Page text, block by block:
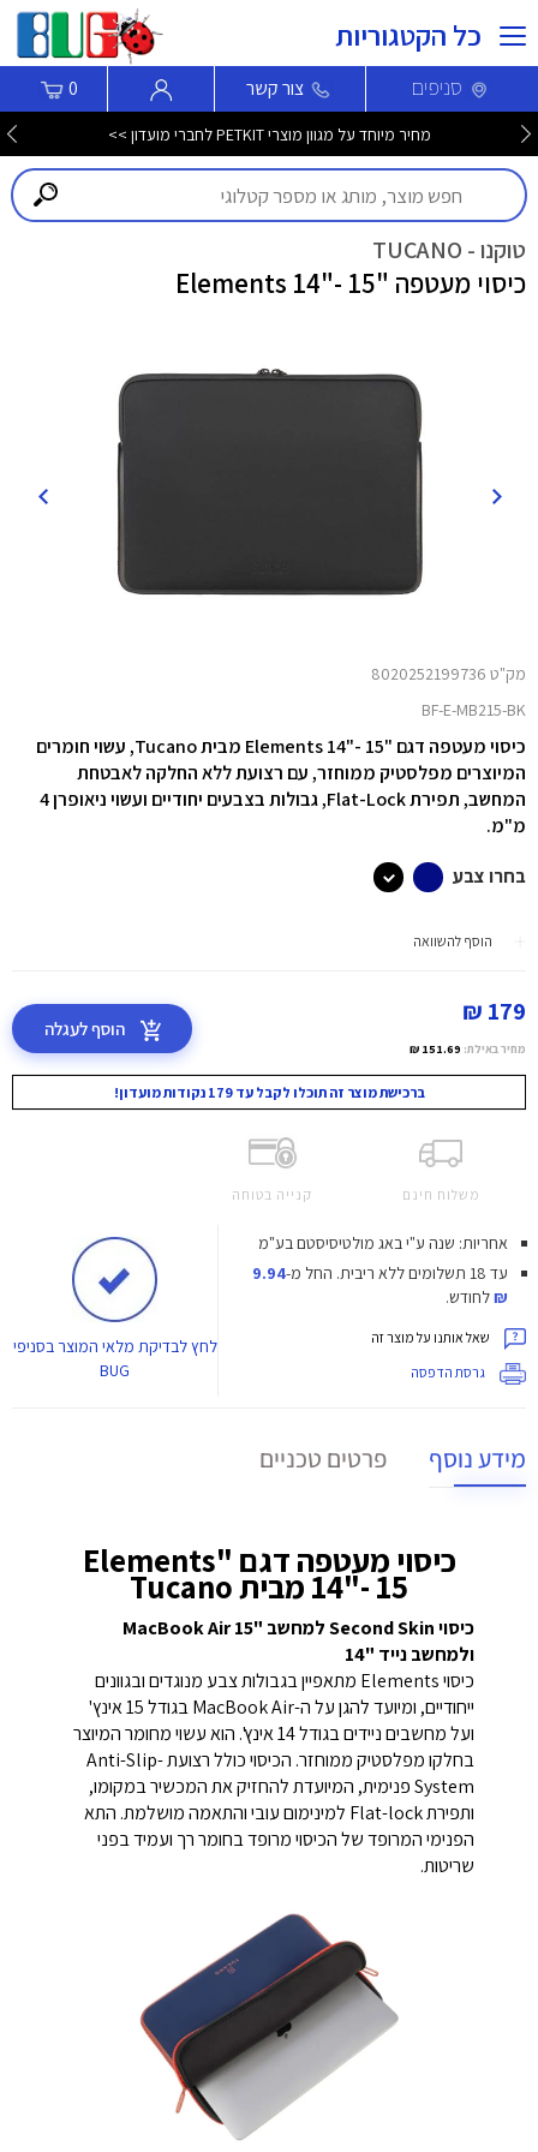
כל הקטגוריות
סניפים צור קשר 0
מחיר מיוחד על מגוון מוצרי PETKIT לחברי מועדון >>
טוקנו - TUCANO
כיסוי מעטפה "Elements 14"- 15
מק"ט 8020252199736
BF-E-MB215-BK
כיסוי מעטפה דגם "Elements 14"- 15 מבית Tucano, עשוי חומרים
המיוצרים מפלסטיק ממוחזר, עם רצועת ללא החלקה לאבטחת
המחשב, תפירת Flat-Lock, גבולות בצבעים יחודיים ועשוי ניאופרן 4
מ"מ.
בחרו צבע
הוסף להשוואה
179 ₪
מחיר באילת: 151.69 ₪
הוסף לעגלה
ברכישת מוצר זה תוכלו לקבל עד 179 נקודות מועדון!
משלוח חינם קנייה בטוחה
אחריות: שנה ע"י באג מולטיסיסטם בע"מ
עד 18 תשלומים ללא ריבית.
החל מ-9.94
₪לחודש.
שאל אותנו על מוצר זה
גרסת הדפסה
לחץלבדיקת מלאי המוצר בסניפי
BUG
מידע נוסף פרטים טכניים
כיסוי מעטפה דגם "Elements
14"- 15 מבית Tucano
כיסוי Second Skin למחשב "MacBook Air 15
ולמחשב נייד "14
כיסוי Elements מתאפיין בגבולות צבע מנוגדים ובגוונים
ייחודיים, ומיועד להגן על ה-MacBook Air בגודל 15 אינץ'
ועל מחשבים ניידים בגודל 14 אינץ'. הוא עשוי מחומר המיוצר
בחלקו מפלסטיק ממוחזר. הכיסוי כולל רצועת Anti-Slip-
System פנימית, המיועדת להחזיק את המכשיר במקומו,
ותפירת Flat-lock למינימום עובי והתאמה מושלמת. התא
הפנימי המרופד של הכיסוי מרופד בחומר רך ועמיד בפני
שריטות.